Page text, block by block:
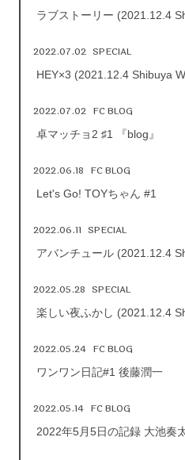
ラブストーリー (2021.12.4
2022.07.02 SPECIAL
HEY×3 (2021.12.4 Shibuya
2022.07.02 FC BLOG
卓マッチョ2 ♯1 『blog』
2022.06.18 FC BLOG
Let's Go! TOYちゃん #1
2022.06.11 SPECIAL
アバンチュール (2021.12.4
2022.05.28 SPECIAL
楽しい夜ふかし (2021.12.4
2022.05.24 FC BLOG
ワンワン日記#1 後藤潤一
2022.05.14 FC BLOG
2022年5月5日の記録 大池奏